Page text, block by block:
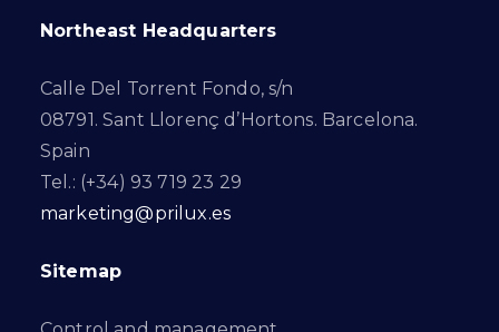
Northeast Headquarters
Calle Del Torrent Fondo, s/n
08791. Sant Llorenç d’Hortons. Barcelona.
Spain
Tel.: (+34) 93 719 23 29
marketing@prilux.es
Sitemap